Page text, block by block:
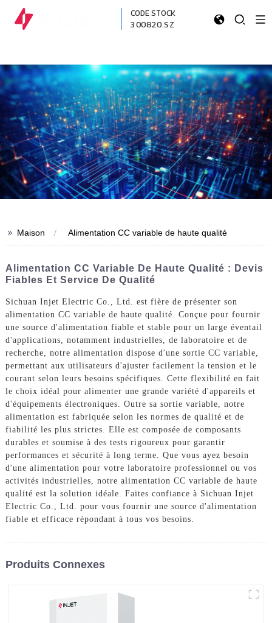
CODE STOCK
300820.SZ
>> Maison Alimentation CC variable de haute qualité
Alimentation CC Variable De Haute Qualité : Devis
Fiables Et Service De Qualité
Sichuan Injet Electric Co., Ltd. est fière de présenter son
alimentation CC variable de haute qualité. Conçue pour fournir
une source d'alimentation fiable et stable pour un large éventail
d'applications, notamment industrielles, de laboratoire et de
recherche, notre alimentation dispose d'une sortie CC variable,
permettant aux utilisateurs d'ajuster facilement la tension et le
courant selon leurs besoins spécifiques. Cette flexibilité en fait
le choix idéal pour alimenter une grande variété d'appareils et
d'équipements électroniques. Outre sa sortie variable, notre
alimentation est fabriquée selon les normes de qualité et de
fiabilité les plus strictes. Elle est composée de composants
durables et soumise à des tests rigoureux pour garantir
performances et sécurité à long terme. Que vous ayez besoin
d'une alimentation pour votre laboratoire professionnel ou vos
activités industrielles, notre alimentation CC variable de haute
qualité est la solution idéale. Faites confiance à Sichuan Injet
Electric Co., Ltd. pour vous fournir une source d'alimentation
fiable et efficace répondant à tous vos besoins.
Produits Connexes